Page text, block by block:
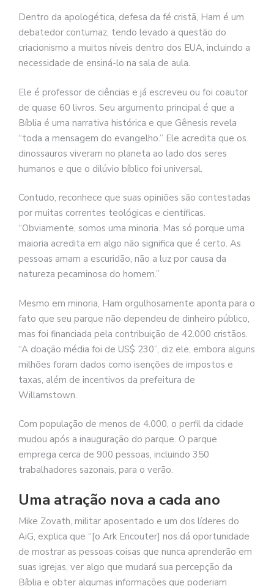
Dentro da apologética, defesa da fé cristã, Ham é um
debatedor contumaz, tendo levado a questão do
criacionismo a muitos níveis dentro dos EUA, incluindo a
necessidade de ensiná-lo na sala de aula.
Ele é professor de ciências e já escreveu ou foi coautor
de quase 60 livros. Seu argumento principal é que a
Bíblia é uma narrativa histórica e que Gênesis revela
“toda a mensagem do evangelho.” Ele acredita que os
dinossauros viveram no planeta ao lado dos seres
humanos e que o dilúvio bíblico foi universal.
Contudo, reconhece que suas opiniões são contestadas
por muitas correntes teológicas e científicas.
“Obviamente, somos uma minoria. Mas só porque uma
maioria acredita em algo não significa que é certo. As
pessoas amam a escuridão, não a luz por causa da
natureza pecaminosa do homem.”
Mesmo em minoria, Ham orgulhosamente aponta para o
fato que seu parque não dependeu de dinheiro público,
mas foi financiada pela contribuição de 42.000 cristãos.
“A doação média foi de US$ 230”, diz ele, embora alguns
milhões foram dados como isenções de impostos e
taxas, além de incentivos da prefeitura de
Willamstown.
Com população de menos de 4.000, o perfil da cidade
mudou após a inauguração do parque. O parque
emprega cerca de 900 pessoas, incluindo 350
trabalhadores sazonais, para o verão.
Uma atração nova a cada ano
Mike Zovath, militar aposentado e um dos líderes do
AiG, explica que “[o Ark Encouter] nos dá oportunidade
de mostrar as pessoas coisas que nunca aprenderão em
suas igrejas, ver algo que mudará sua percepção da
Bíblia e obter algumas informações que poderiam